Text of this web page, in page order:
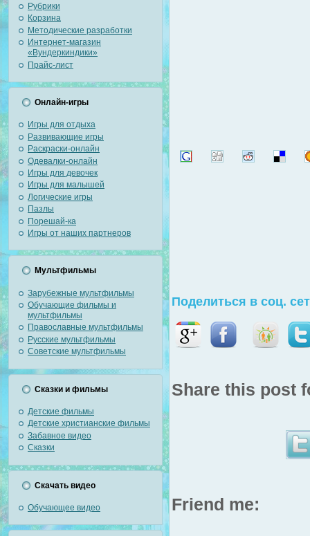
Рубрики
Корзина
Методические разработки
Интернет-магазин
«Вундеркиндики»
Прайс-лист
Онлайн-игры
Игры для отдыха
Развивающие игры
Раскраски-онлайн
Одевалки-онлайн
Игры для девочек
Игры для малышей
Логические игры
Пазлы
Порешай-ка
Игры от наших партнеров
Мультфильмы
Зарубежные мультфильмы
Обучающие фильмы и
мультфильмы
Православные мультфильмы
Русские мультфильмы
Советские мультфильмы
Сказки и фильмы
Детские фильмы
Детские христианские фильмы
Забавное видео
Сказки
Скачать видео
Обучающее видео
Поделиться в соц.
Share this post
Friend me: